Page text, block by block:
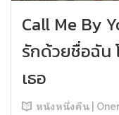
Call Me By
รักด้วยชื่อฉัน
เธอ
หนังหนึ่งคืน |